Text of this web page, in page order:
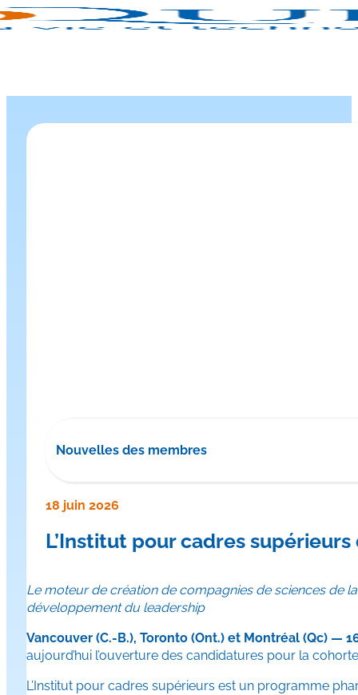
Nouvelles des membres
18 juin 2026
L’Institut pour cadres
Le moteur de création de compagnies de sciences de
développement du leadership
Vancouver (C.-B.), Toronto (Ont.) et Montréal (Qc) —
aujourd’hui l’ouverture des candidatures pour la
L’Institut pour cadres supérieurs est un programme